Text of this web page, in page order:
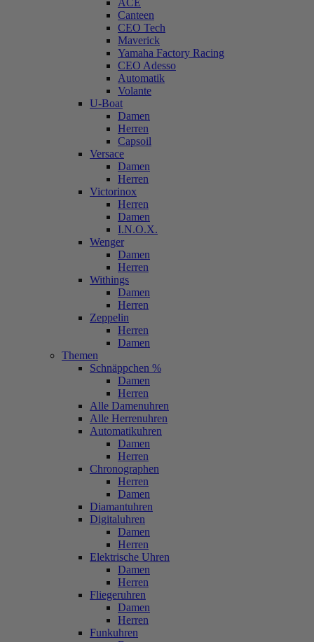
ACE
Canteen
CEO Tech
Maverick
Yamaha Factory Racing
CEO Adesso
Automatik
Volante
U-Boat
Damen
Herren
Capsoil
Versace
Damen
Herren
Victorinox
Herren
Damen
I.N.O.X.
Wenger
Damen
Herren
Withings
Damen
Herren
Zeppelin
Herren
Damen
Themen
Schnäppchen %
Damen
Herren
Alle Damenuhren
Alle Herrenuhren
Automatikuhren
Damen
Herren
Chronographen
Herren
Damen
Diamantuhren
Digitaluhren
Damen
Herren
Elektrische Uhren
Damen
Herren
Fliegeruhren
Damen
Herren
Funkuhren